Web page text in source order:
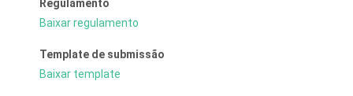
Regulamento
Baixar regulamento
Template de submissão
Baixar template